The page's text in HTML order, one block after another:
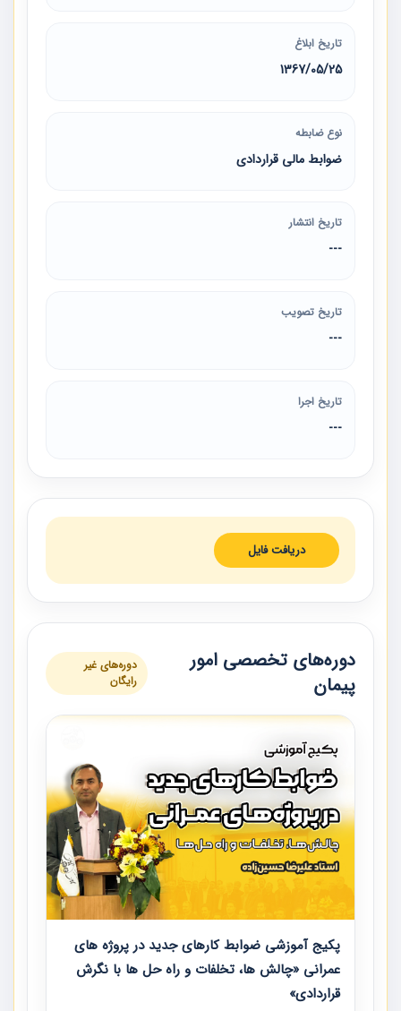
تاریخ ابلاغ
1367/05/25
نوع ضابطه
ضوابط مالی قراردادی
تاریخ انتشار
---
تاریخ تصویب
---
تاریخ اجرا
---
دریافت فایل
دوره‌های تخصصی امور
پیمان
دوره‌های غیر
رایگان
پکیج آموزشی ضوابط کارهای جدید در پروژه های
عمرانی «چالش ها، تخلفات و راه حل ها با نگرش
قراردادی»